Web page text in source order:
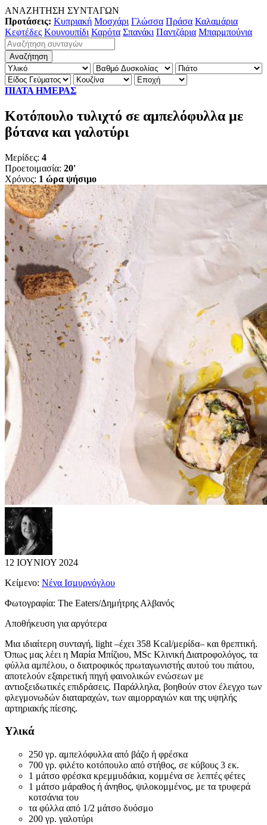
ΑΝΑΖΗΤΗΣΗ ΣΥΝΤΑΓΩΝ
Προτάσεις: Κυπριακή Μοσχάρι Γλώσσα Πράσα Καλαμάρια
Κεφτέδες Κουνουπίδι Καρότα Σπανάκι Παντζάρια Μπαρμπούνια
ΠΙΑΤΑ ΗΜΕΡΑΣ
Κοτόπουλο τυλιχτό σε αμπελόφυλλα με
βότανα και γαλοτύρι
Μερίδες: 4
Προετοιμασία: 20'
Χρόνος: 1 ώρα ψήσιμο
12 ΙΟΥΝΙΟΥ 2024
Κείμενο: Νένα Ισμυρνόγλου
Φωτογραφία: The Eaters/Δημήτρης Αλβανός
Αποθήκευση για αργότερα
Μια ιδιαίτερη συνταγή, light –έχει 358 Kcal/μερίδα– και θρεπτική.
Όπως μας λέει η Μαρία Μπίζιου, MSc Κλινική Διατροφολόγος, τα
φύλλα αμπέλου, ο διατροφικός πρωταγωνιστής αυτού του πιάτου,
αποτελούν εξαιρετική πηγή φαινολικών ενώσεων με
αντιοξειδωτικές επιδράσεις. Παράλληλα, βοηθούν στον έλεγχο των
φλεγμονωδών διαταραχών, των αιμορραγιών και της υψηλής
αρτηριακής πίεσης.
Υλικά
250 γρ. αμπελόφυλλα από βάζο ή φρέσκα
700 γρ. φιλέτο κοτόπουλο από στήθος, σε κύβους 3 εκ.
1 μάτσο φρέσκα κρεμμυδάκια, κομμένα σε λεπτές φέτες
1 μάτσο μάραθος ή άνηθος, ψιλοκομμένος, με τα τρυφερά
κοτσάνια του
τα φύλλα από 1/2 μάτσο δυόσμο
200 γρ. γαλοτύρι